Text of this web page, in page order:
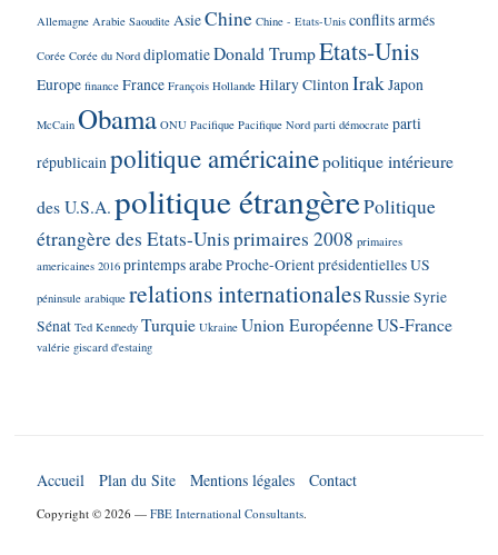
Allemagne Arabie Saoudite AsieChine Chine - Etats-Unis conflits armés
Corée Corée du Nord diplomatieDonald TrumpEtats-Unis
Europe finance France François Hollande Hilary ClintonIrakJapon
McCain Obama ONU Pacifique Pacifique Nord parti démocrate parti
républicainpolitique américainepolitique intérieure
des U.S.A. politique étrangèrePolitique
étrangère des Etats-Unisprimaires 2008 primaires
americaines 2016 printemps arabeProche-Orientprésidentielles US
péninsule arabique relations internationalesRussieSyrie
Sénat Ted Kennedy Turquie Ukraine Union EuropéenneUS-France
valérie giscard d'estaing
Accueil Plan du Site Mentions légales Contact
Copyright © 2026 —FBE International Consultants